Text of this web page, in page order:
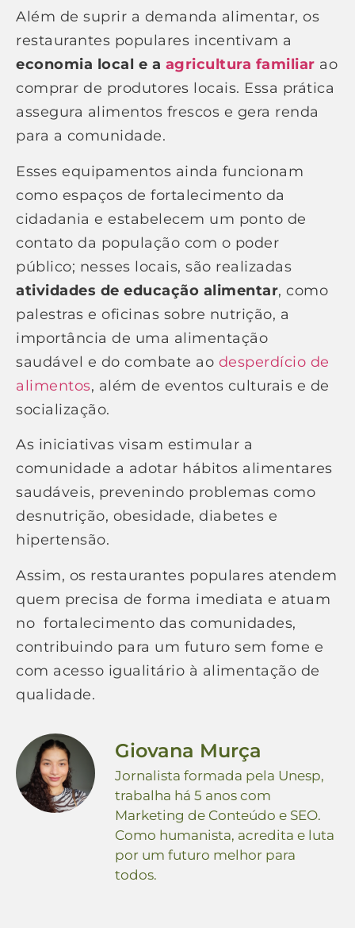
Além de suprir a demanda alimentar, os
restaurantes populares incentivam a
economia local e a agricultura familiar ao
comprar de produtores locais. Essa prática
assegura alimentos frescos e gera renda
para a comunidade.
Esses equipamentos ainda funcionam
como espaços de fortalecimento da
cidadania e estabelecem um ponto de
contato da população com o poder
público; nesses locais, são realizadas
atividades de educação alimentar, como
palestras e oficinas sobre nutrição, a
importância de uma alimentação
saudável e do combate ao desperdício de
alimentos, além de eventos culturais e de
socialização.
As iniciativas visam estimular a
comunidade a adotar hábitos alimentares
saudáveis, prevenindo problemas como
desnutrição, obesidade, diabetes e
hipertensão.
Assim, os restaurantes populares atendem
quem precisa de forma imediata e atuam
no fortalecimento das comunidades,
contribuindo para um futuro sem fome e
com acesso igualitário à alimentação de
qualidade.
Giovana Murça
Jornalista formada pela Unesp,
trabalha há 5 anos com
Marketing de Conteúdo e SEO.
Como humanista, acredita e luta
por um futuro melhor para
todos.